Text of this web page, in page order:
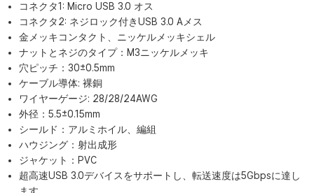
コネクタ1: Micro USB 3.0 オス
コネクタ2: ネジロック付きUSB 3.0 Aメス
金メッキコンタクト、ニッケルメッキシェル
ナットとネジのタイプ：M3ニッケルメッキ
穴ピッチ：30±0.5mm
ケーブル導体: 裸銅
ワイヤーゲージ: 28/28/24AWG
外径：5.5±0.15mm
シールド：アルミホイル、編組
ハウジング：射出成形
ジャケット：PVC
超高速USB 3.0デバイスをサポートし、転送速度は5Gbpsに達し